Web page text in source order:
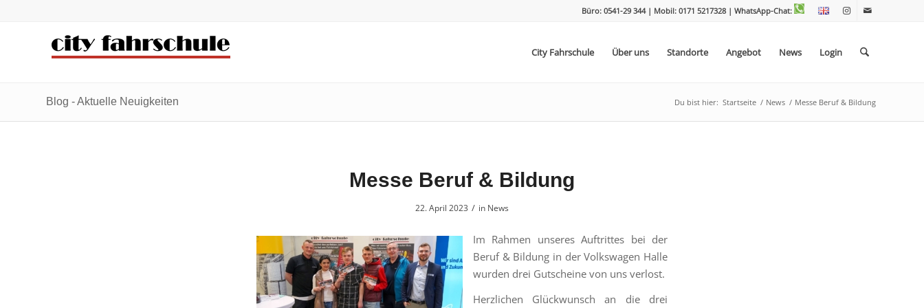
Büro: 0541-29 344 | Mobil: 0171 5217328 | WhatsApp-Chat:
City Fahrschule Über uns Standorte Angebot News Login
Blog - Aktuelle Neuigkeiten Du bist hier: Startseite / News / Messe Beruf & Bildung
Messe Beruf & Bildung
22. April 2023 / in News
Im Rahmen unseres Auftrittes bei der
Beruf & Bildung in der Volkswagen Halle
wurden drei Gutscheine von uns verlost.
Herzlichen Glückwunsch an die drei